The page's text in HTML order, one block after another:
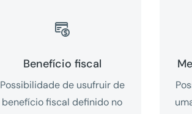

Benefício fiscal
Possibilidade de usufruir de
benefício fiscal definido no